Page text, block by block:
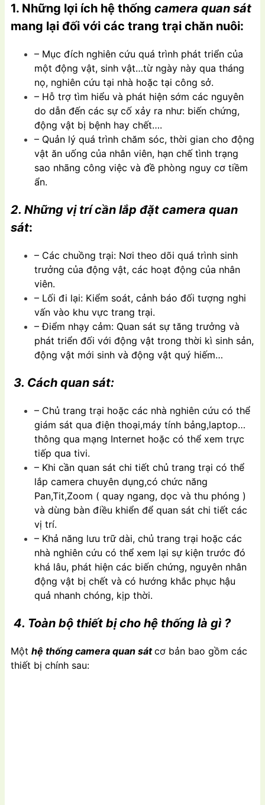
1. Những lợi ích hệ thống camera quan sát
mang lại đối với các trang trại chăn nuôi:
– Mục đích nghiên cứu quá trình phát triển của
một động vật, sinh vật…từ ngày này qua tháng
nọ, nghiên cứu tại nhà hoặc tại công sở.
– Hỗ trợ tìm hiểu và phát hiện sớm các nguyên
do dẫn đến các sự cố xảy ra như: biến chứng,
động vật bị bệnh hay chết….
– Quản lý quá trình chăm sóc, thời gian cho động
vật ăn uống của nhân viên, hạn chế tình trạng
sao nhãng công việc và đề phòng nguy cơ tiềm
ẩn.
2. Những vị trí cần lắp đặt camera quan
sát:
– Các chuồng trại: Nơi theo dõi quá trình sinh
trưởng của động vật, các hoạt động của nhân
viên.
– Lối đi lại: Kiểm soát, cảnh báo đối tượng nghi
vấn vào khu vực trang trại.
– Điểm nhạy cảm: Quan sát sự tăng trưởng và
phát triển đối với động vật trong thời kì sinh sản,
động vật mới sinh và động vật quý hiếm…
3. Cách quan sát:
– Chủ trang trại hoặc các nhà nghiên cứu có thể
giám sát qua điện thoại,máy tính bảng,laptop…
thông qua mạng Internet hoặc có thể xem trực
tiếp qua tivi.
– Khi cần quan sát chi tiết chủ trang trại có thể
lắp camera chuyên dụng,có chức năng
Pan,Tit,Zoom ( quay ngang, dọc và thu phóng )
và dùng bàn điều khiển để quan sát chi tiết các
vị trí.
– Khả năng lưu trữ dài, chủ trang trại hoặc các
nhà nghiên cứu có thể xem lại sự kiện trước đó
khá lâu, phát hiện các biến chứng, nguyên nhân
động vật bị chết và có hướng khắc phục hậu
quả nhanh chóng, kịp thời.
4. Toàn bộ thiết bị cho hệ thống là gì ?
Một hệ thống camera quan sátcơ bản bao gồm các
thiết bị chính sau: